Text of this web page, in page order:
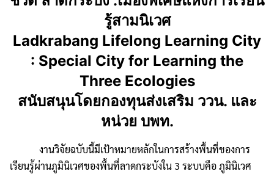
รู้สามนิเวศ
Ladkrabang Lifelong Learning City
: Special City for Learning the
Three Ecologies
สนับสนุนโดยกองทุนส่งเสริม ววน. และ
หน่วย บพท.
งานวิจัยฉบับนี้มีเป้าหมายหลักในการสร้างพื้นที่ของการ
เรียนรู้ผ่านภูมินิเวศของพื้นที่ลาดกระบังใน 3 ระบบคือ ภูมินิเวศ